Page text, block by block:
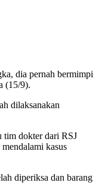
dia pernah bermimpi
(15/9).
dilaksanakan
tim dokter dari RSJ
kasus
diperiksa dan barang